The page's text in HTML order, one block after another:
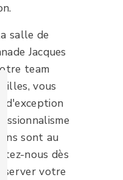
salle de
Jacques
team
vous
d'exception
sont au
nous dès
votre